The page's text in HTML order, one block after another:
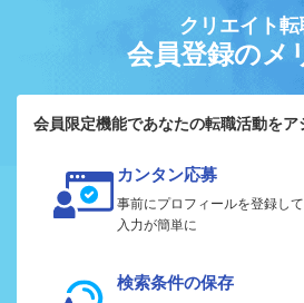
クリエイト転
会員登録のメ
会員限定機能であなたの転職活動をア
カンタン応募
事前にプロフィールを登録し
入力が簡単に
検索条件の保存